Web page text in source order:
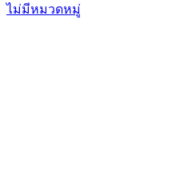
ไม่มีหมวดหมู่